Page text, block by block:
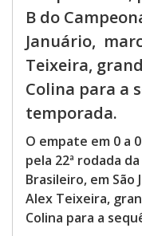
B do
Januário,
Teixeira,
Colina para a
temporada.
O empate em 0 a
pela 22ª rodada
Brasileiro, em
Alex Teixeira,
Colina para a